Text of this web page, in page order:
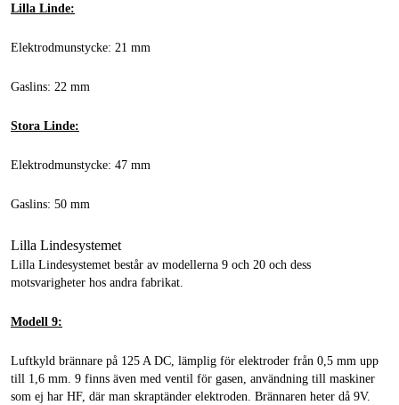
Lilla Linde:
Elektrodmunstycke: 21 mm
Gaslins: 22 mm
Stora Linde:
Elektrodmunstycke: 47 mm
Gaslins: 50 mm
Lilla Lindesystemet
Lilla Lindesystemet består av modellerna 9 och 20 och dess
motsvarigheter hos andra fabrikat.
Modell 9:
Luftkyld brännare på 125 A DC, lämplig för elektroder från 0,5 mm upp
till 1,6 mm. 9 finns även med ventil för gasen, användning till maskiner
som ej har HF, där man skraptänder elektroden. Brännaren heter då 9V.